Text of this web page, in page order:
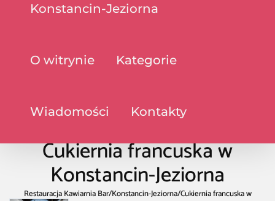
Konstancin-Jeziorna
O witrynie Kategorie
Wiadomości Kontakty
Cukiernia francuska w
Konstancin-Jeziorna
Restauracja Kawiarnia Bar/Konstancin-Jeziorna/Cukiernia francuska w